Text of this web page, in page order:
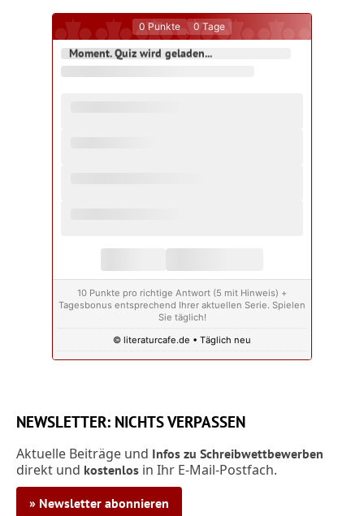
0 Punkte 0 Tage
Moment. Quiz wird geladen...
10 Punkte pro richtige Antwort (5 mit Hinweis) +
Tagesbonus entsprechend Ihrer aktuellen Serie. Spielen
Sie täglich!
© literaturcafe.de • Täglich neu
NEWSLETTER: NICHTS VERPASSEN
Aktuelle Beiträge und Infos zu Schreibwettbewerben
direkt und kostenlos in Ihr E-Mail-Postfach.
» Newsletter abonnieren